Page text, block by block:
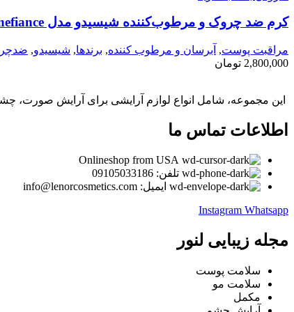
کرم ضد چروک و مرطوب‌کننده شیسیدو مدل Benefiance | مناسب پوست خشک و بالغ
مراقبت پوست, آبرسان و مرطوب كننده, برندها, شيسيدو,
2,800,000 تومان
این مجموعه، شامل انواع لوازم آرایشی برای آرایش صورت،
اطلاعات تماس ما
Onlineshop from USA
تلفن: 09105033186
ایمیل: info@lenorcosmetics.com
Instagram Whatsapp
مجله زیبایی لنور
سلامت پوست
سلامت مو
مکمل